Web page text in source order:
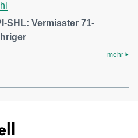
SHL: Vermisster 71-
mehr